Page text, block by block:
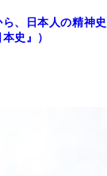
、日本人の精神史
史』）